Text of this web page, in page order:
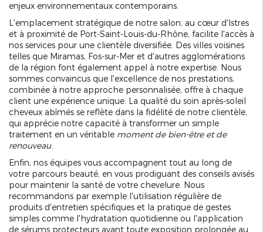
enjeux environnementaux contemporains.
L'emplacement stratégique de notre salon, au cœur d'Istres
et à proximité de Port-Saint-Louis-du-Rhône, facilite l'accès à
nos services pour une clientèle diversifiée. Des villes voisines
telles que Miramas, Fos-sur-Mer et d'autres agglomérations
de la région font également appel à notre expertise. Nous
sommes convaincus que l'excellence de nos prestations,
combinée à notre approche personnalisée, offre à chaque
client une expérience unique. La qualité du soin après-soleil
cheveux abîmés se reflète dans la fidélité de notre clientèle,
qui apprécie notre capacité à transformer un simple
traitement en un véritable moment de bien-être et de
renouveau.
Enfin, nos équipes vous accompagnent tout au long de
votre parcours beauté, en vous prodiguant des conseils avisés
pour maintenir la santé de votre chevelure. Nous
recommandons par exemple l'utilisation régulière de
produits d'entretien spécifiques et la pratique de gestes
simples comme l'hydratation quotidienne ou l'application
de sérums protecteurs avant toute exposition prolongée au